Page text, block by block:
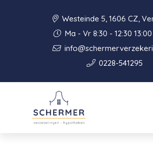
Westeinde 5, 1606 CZ,
Ma - Vr 8:30 - 12:30
0228-541295